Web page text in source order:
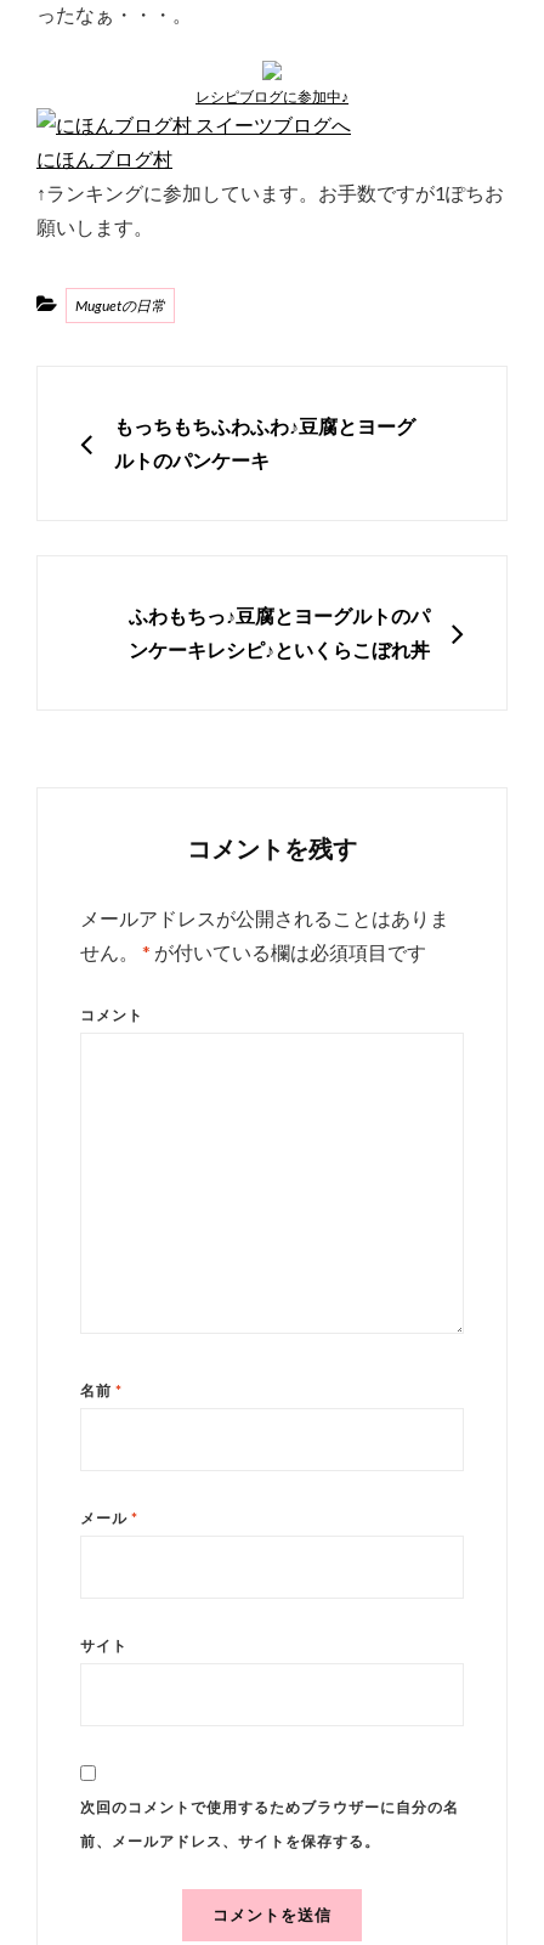
ったなぁ・・・。
レシピブログに参加中♪
にほんブログ村
↑ランキングに参加しています。お手数ですが1ぽちお
願いします。
Categories
Muguetの日常
PREVIOUS
もっちもちふわふわ♪豆腐とヨーグ
ルトのパンケーキ
NEXT
ふわもちっ♪豆腐とヨーグルトのパ
ンケーキレシピ♪といくらこぼれ丼
コメントを残す
メールアドレスが公開されることはありま
せん。
* が付いている欄は必須項目です
コメント
名前 *
メール *
サイト
次回のコメントで使用するためブラウザーに自分の名
前、メールアドレス、サイトを保存する。